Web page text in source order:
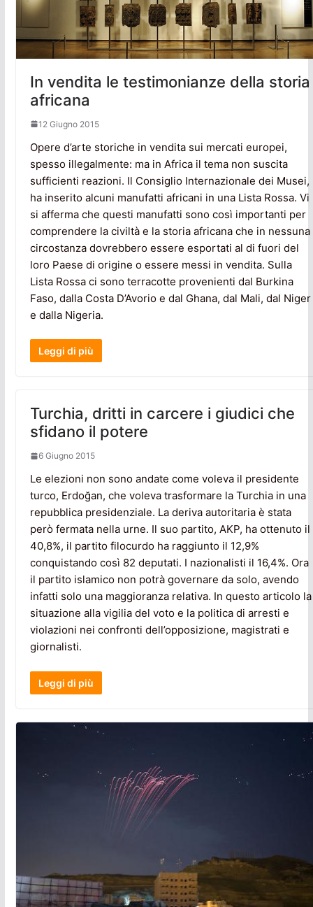
In vendita le testimonianze della storia
africana
12 Giugno 2015
Opere d’arte storiche in vendita sui mercati europei,
spesso illegalmente: ma in Africa il tema non suscita
sufficienti reazioni. Il Consiglio Internazionale dei Musei,
ha inserito alcuni manufatti africani in una Lista Rossa. Vi
si afferma che questi manufatti sono così importanti per
comprendere la civiltà e la storia africana che in nessuna
circostanza dovrebbero essere esportati al di fuori del
loro Paese di origine o essere messi in vendita. Sulla
Lista Rossa ci sono terracotte provenienti dal Burkina
Faso, dalla Costa D’Avorio e dal Ghana, dal Mali, dal Niger
e dalla Nigeria.
Leggi di più
Turchia, dritti in carcere i giudici che
sfidano il potere
6 Giugno 2015
Le elezioni non sono andate come voleva il presidente
turco, Erdoğan, che voleva trasformare la Turchia in una
repubblica presidenziale. La deriva autoritaria è stata
però fermata nella urne. Il suo partito, AKP, ha ottenuto il
40,8%, il partito filocurdo ha raggiunto il 12,9%
conquistando così 82 deputati. I nazionalisti il 16,4%. Ora
il partito islamico non potrà governare da solo, avendo
infatti solo una maggioranza relativa. In questo articolo la
situazione alla vigilia del voto e la politica di arresti e
violazioni nei confronti dell’opposizione, magistrati e
giornalisti.
Leggi di più